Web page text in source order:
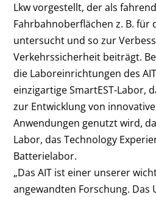
Lkw vorgestellt, der als
Fahrbahnoberflächen z. B. für
untersucht und so zur
Verkehrssicherheit beiträgt.
die Laboreinrichtungen des
einzigartige SmartEST-Labor,
zur Entwicklung von
Anwendungen genutzt wird,
Labor, das Technology
Batterielabor.
„Das AIT ist einer unserer
angewandten Forschung.